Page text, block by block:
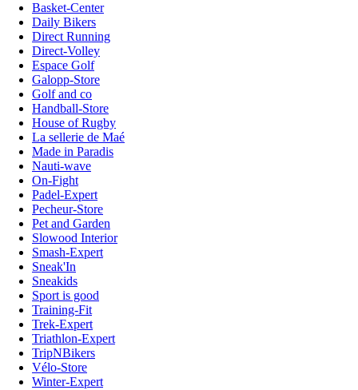
Basket-Center
Daily Bikers
Direct Running
Direct-Volley
Espace Golf
Galopp-Store
Golf and co
Handball-Store
House of Rugby
La sellerie de Maé
Made in Paradis
Nauti-wave
On-Fight
Padel-Expert
Pecheur-Store
Pet and Garden
Slowood Interior
Smash-Expert
Sneak'In
Sneakids
Sport is good
Training-Fit
Trek-Expert
Triathlon-Expert
TripNBikers
Vélo-Store
Winter-Expert